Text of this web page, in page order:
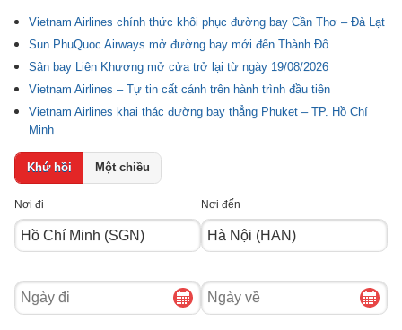
Vietnam Airlines chính thức khôi phục đường bay Cần Thơ – Đà Lạt
Sun PhuQuoc Airways mở đường bay mới đến Thành Đô
Sân bay Liên Khương mở cửa trở lại từ ngày 19/08/2026
Vietnam Airlines – Tự tin cất cánh trên hành trình đầu tiên
Vietnam Airlines khai thác đường bay thẳng Phuket – TP. Hồ Chí
Minh
Khứ hồi Một chiều
Nơi đi Nơi đến
Ngày
đi
Ngày
về